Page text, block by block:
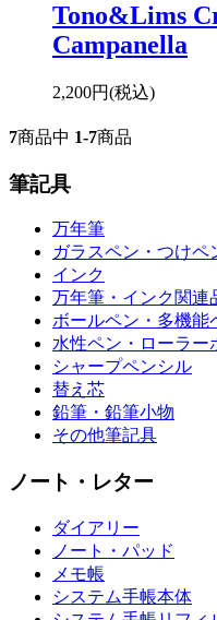
Tono&Lims
Campanella
2,200円(税込)
7商品中 1-7商品
筆記具
万年筆
ガラスペン・つけペ
インク
万年筆・インク関連
ボールペン・多機能
水性ペン・ローラー
シャープペンシル
替え芯
鉛筆・鉛筆小物
その他筆記具
ノート・レター
ダイアリー
ノート・パッド
メモ帳
システム手帳本体